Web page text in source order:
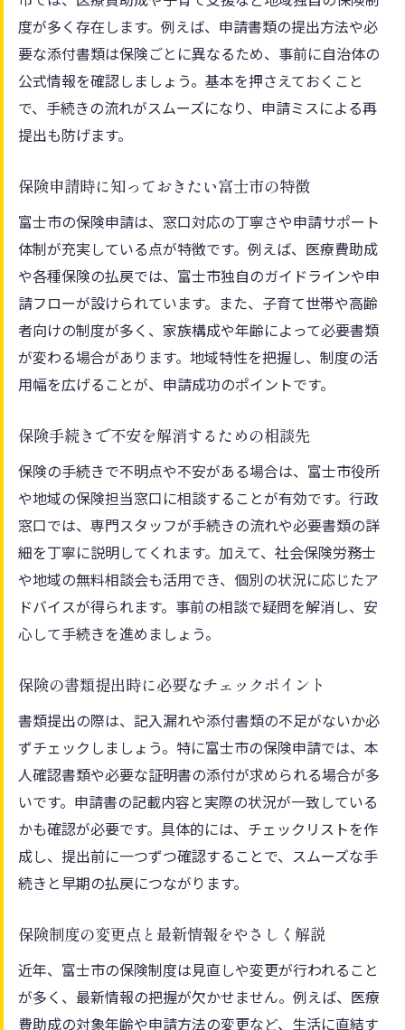
度が多く存在します。例えば、申請書類の提出方法や必
要な添付書類は保険ごとに異なるため、事前に自治体の
公式情報を確認しましょう。基本を押さえておくこと
で、手続きの流れがスムーズになり、申請ミスによる再
提出も防げます。
保険申請時に知っておきたい富士市の特徴
富士市の保険申請は、窓口対応の丁寧さや申請サポート
体制が充実している点が特徴です。例えば、医療費助成
や各種保険の払戻では、富士市独自のガイドラインや申
請フローが設けられています。また、子育て世帯や高齢
者向けの制度が多く、家族構成や年齢によって必要書類
が変わる場合があります。地域特性を把握し、制度の活
用幅を広げることが、申請成功のポイントです。
保険手続きで不安を解消するための相談先
保険の手続きで不明点や不安がある場合は、富士市役所
や地域の保険担当窓口に相談することが有効です。行政
窓口では、専門スタッフが手続きの流れや必要書類の詳
細を丁寧に説明してくれます。加えて、社会保険労務士
や地域の無料相談会も活用でき、個別の状況に応じたア
ドバイスが得られます。事前の相談で疑問を解消し、安
心して手続きを進めましょう。
保険の書類提出時に必要なチェックポイント
書類提出の際は、記入漏れや添付書類の不足がないか必
ずチェックしましょう。特に富士市の保険申請では、本
人確認書類や必要な証明書の添付が求められる場合が多
いです。申請書の記載内容と実際の状況が一致している
かも確認が必要です。具体的には、チェックリストを作
成し、提出前に一つずつ確認することで、スムーズな手
続きと早期の払戻につながります。
保険制度の変更点と最新情報をやさしく解説
近年、富士市の保険制度は見直しや変更が行われること
が多く、最新情報の把握が欠かせません。例えば、医療
費助成の対象年齢や申請方法の変更など、生活に直結す